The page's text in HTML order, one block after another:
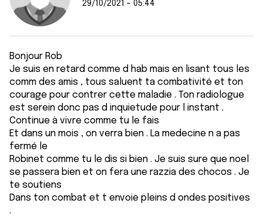
29/10/2021 - 05:44
Bonjour Rob
Je suis en retard comme d hab mais en lisant tous les
comm des amis , tous saluent ta combativité et ton
courage pour contrer cette maladie . Ton radiologue
est serein donc pas d inquietude pour l instant .
Continue à vivre comme tu le fais
Et dans un mois , on verra bien . La medecine n a pas
fermé le
Robinet comme tu le dis si bien . Je suis sure que noel
se passera bien et on fera une razzia des chocos . Je
te soutiens
Dans ton combat et t envoie pleins d ondes positives
.